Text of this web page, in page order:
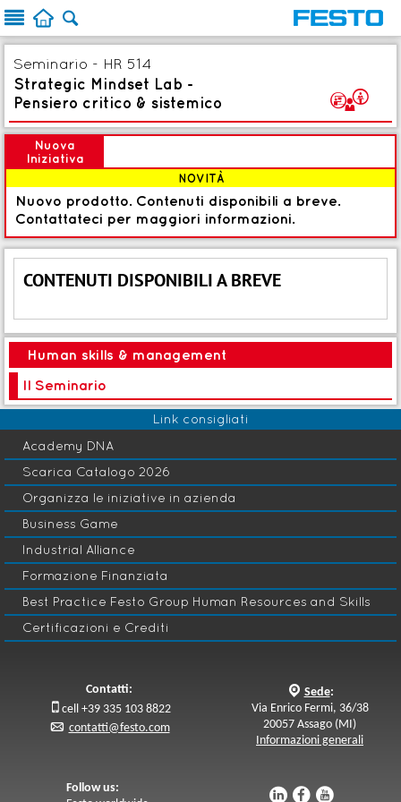
  
CONTENUTI DISPONIBILI A BREVE
Nuova
Iniziativa
NOVITÀ
Nuovo prodotto. Contenuti disponibili a breve.
Contattateci per maggiori informazioni.
Seminario - HR 514
Strategic Mindset Lab -
Pensiero critico & sistemico
V
Human skills & management
Il Seminario
Link consigliati
Academy DNA
Scarica Catalogo 2026
Organizza le iniziative in azienda
Business Game
Industrial Alliance
Formazione Finanziata
Best Practice Festo Group Human Resources and Skills
Certificazioni e Crediti
Contatti:
 cell +39 335 103 8822
p contatti@festo.com
q Sede:
Via Enrico Fermi, 36/38
20057 Assago (MI)
Informazioni generali
Follow us: u s v